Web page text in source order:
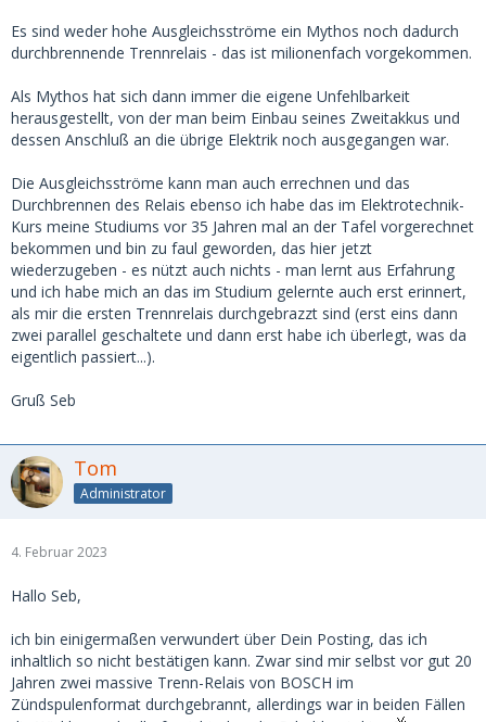
Es sind weder hohe Ausgleichsströme ein Mythos noch dadurch
durchbrennende Trennrelais - das ist milionenfach vorgekommen.
Als Mythos hat sich dann immer die eigene Unfehlbarkeit
herausgestellt, von der man beim Einbau seines Zweitakkus und
dessen Anschluß an die übrige Elektrik noch ausgegangen war.
Die Ausgleichsströme kann man auch errechnen und das
Durchbrennen des Relais ebenso ich habe das im Elektrotechnik-
Kurs meine Studiums vor 35 Jahren mal an der Tafel vorgerechnet
bekommen und bin zu faul geworden, das hier jetzt
wiederzugeben - es nützt auch nichts - man lernt aus Erfahrung
und ich habe mich an das im Studium gelernte auch erst erinnert,
als mir die ersten Trennrelais durchgebrazzt sind (erst eins dann
zwei parallel geschaltete und dann erst habe ich überlegt, was da
eigentlich passiert...).
Gruß Seb
Tom
Administrator
4. Februar 2023
Hallo Seb,
ich bin einigermaßen verwundert über Dein Posting, das ich
inhaltlich so nicht bestätigen kann. Zwar sind mir selbst vor gut 20
Jahren zwei massive Trenn-Relais von BOSCH im
Zündspulenformat durchgebrannt, allerdings war in beiden Fällen